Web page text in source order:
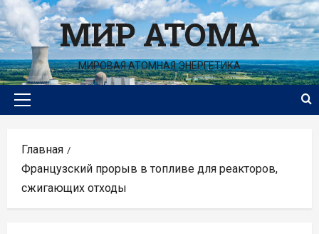
Перейти
к
содержимомуМИР АТОМА
МИРОВАЯ АТОМНАЯ ЭНЕРГЕТИКА
Основное
Главная
Французский прорыв в топливе для реакторов,
сжигающих отходы